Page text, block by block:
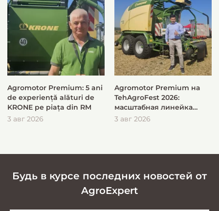
Agromotor Premium: 5 ani
de experiență alături de
KRONE pe piața din RM
3 авг 2026
Agromotor Premium на
TehAgroFest 2026:
масштабная линейка
KRONE для быстрой и
3 авг 2026
Будь в курсе последних новостей от
AgroExpert